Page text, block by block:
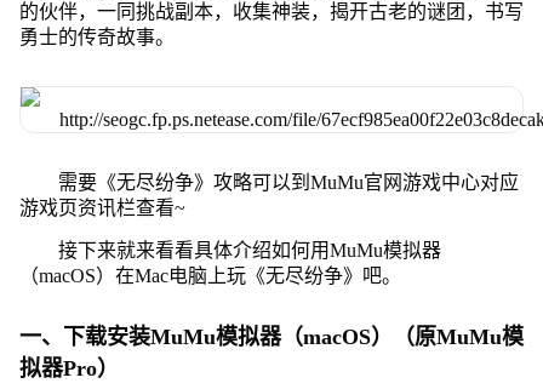
的伙伴，一同挑战副本，收集神装，揭开古老的谜团，书写
勇士的传奇故事。
需要《无尽纷争》攻略可以到MuMu官网游戏中心对应
游戏页资讯栏查看~
接下来就来看看具体介绍如何用MuMu模拟器
（macOS）在Mac电脑上玩《无尽纷争》吧。
一、下载安装MuMu模拟器（macOS）（原MuMu模
拟器Pro）